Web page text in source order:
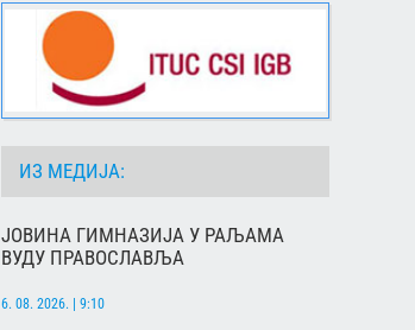
ИЗ МЕДИЈА:
ЈОВИНА ГИМНАЗИЈА У РАЉАМА
ВУДУ ПРАВОСЛАВЉА
6. 08. 2026. | 9:10